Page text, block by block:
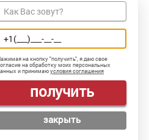
на кнопку "получить", я даю свое
на обработку моих персональных
и принимаюусловия соглашения
получить
закрыть